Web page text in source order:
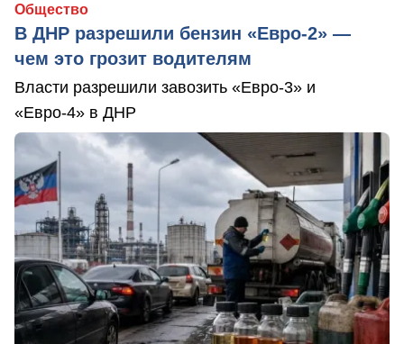
Общество
В ДНР разрешили бензин «Евро-2» —
чем это грозит водителям
Власти разрешили завозить «Евро-3» и
«Евро-4» в ДНР